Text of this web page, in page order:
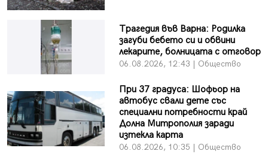
Трагедия във Варна: Родилка
загуби бебето си и обвини
лекарите, болницата с отговор
06.08.2026, 12:43 | Общество
При 37 градуса: Шофьор на
автобус свали дете със
специални потребности край
Долна Митрополия заради
изтекла карта
06.08.2026, 10:35 | Общество